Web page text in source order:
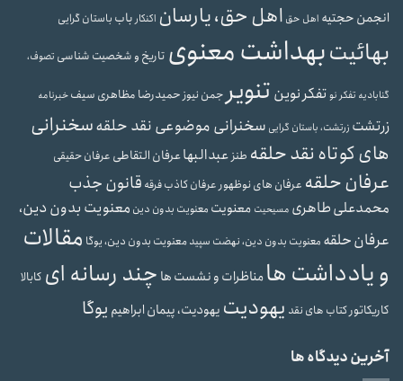
انجمن حجتیه اهل حق اهل حق، یارسان اکنکارباب باستان گرایی
بهائیتبهداشت معنوی تاریخ و شخصیت شناسی تصوف،
گنابادیه تفکر نوتفکر نوین تنویر جمن نیوزحمیدرضا مظاهری سیفخبرنامه
زرتشت زرتشت، باستان گرایی سخنرانی موضوعی نقد حلقهسخنرانی
های کوتاه نقد حلقه طنزعبدالبهاعرفان التقاطی عرفان حقیقی
عرفان حلقه عرفان های نوظهورعرفان کاذبفرقه قانون جذب
محمدعلی طاهری مسیحیت معنویت معنویت بدون دین معنویت بدون دین،
عرفان حلقه معنویت بدون دین، نهضت سپیدمعنویت بدون دین، یوگا مقالات
و یادداشت هامناظرات و نشست ها چند رسانه ای کابالا
کاریکاتورکتاب های نقد یهودیت یهودیت، پیمان ابراهیم یوگا
آخرین دیدگاه ها